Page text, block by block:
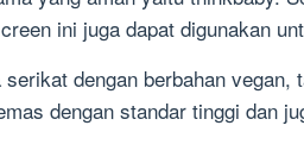
ini juga dapat digunakan
dengan berbahan vegan,
dengan standar tinggi dan